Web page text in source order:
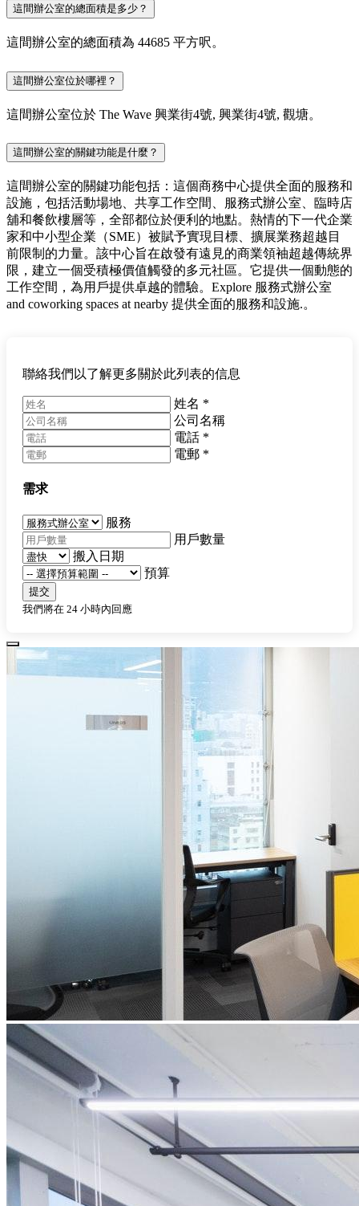
這間辦公室的總面積是多少？
這間辦公室的總面積為 44685 平方呎。
這間辦公室位於哪裡？
這間辦公室位於 The Wave 興業街4號, 興業街4號, 觀塘。
這間辦公室的關鍵功能是什麼？
這間辦公室的關鍵功能包括：這個商務中心提供全面的服務和
設施，包括活動場地、共享工作空間、服務式辦公室、臨時店
舖和餐飲樓層等，全部都位於便利的地點。熱情的下一代企業
家和中小型企業（SME）被賦予實現目標、擴展業務超越目
前限制的力量。該中心旨在啟發有遠見的商業領袖超越傳統界
限，建立一個受積極價值觸發的多元社區。它提供一個動態的
工作空間，為用戶提供卓越的體驗。Explore 服務式辦公室
and coworking spaces at nearby 提供全面的服務和設施.。
聯絡我們以了解更多關於此列表的信息
姓名 *
公司名稱
電話 *
電郵 *
需求
服務
用戶數量
搬入日期
預算
提交
我們將在 24 小時內回應